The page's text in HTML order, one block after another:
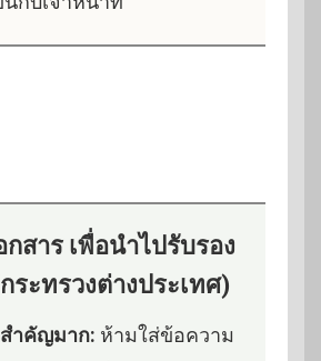
กสาร เพื่อนำไปรับรอง
ะทรวงต่างประเทศ)
ำคัญมาก: ห้ามใส่ข้อความ